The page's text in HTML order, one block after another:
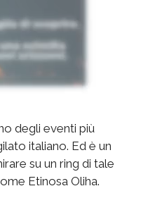
degli eventi più
italiano. Ed è un
su un ring di tale
Etinosa Oliha.